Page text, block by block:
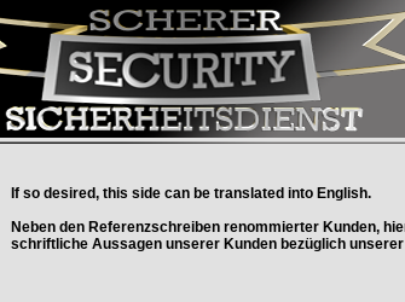
If so desired, this side can be translated into English.
Neben den Referenzschreiben renommierter Kunden,
schriftliche Aussagen unserer Kunden bezüglich